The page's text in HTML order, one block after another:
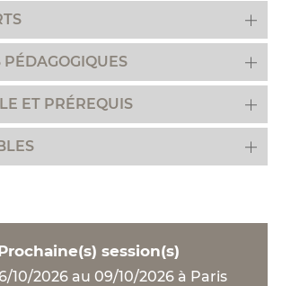
ET PRÉREQUIS
session(s)
10/2026 au 09/10/2026 à Paris